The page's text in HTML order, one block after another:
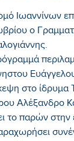
Ιωαννίνων
ο
στο ίδρυμα
Αλέξανδρο
το παρών στην